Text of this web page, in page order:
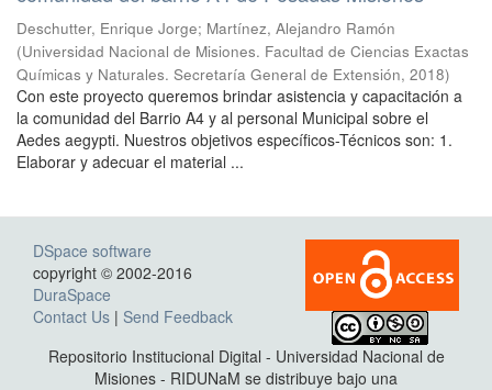
Deschutter, Enrique Jorge; Martínez, Alejandro Ramón
(Universidad Nacional de Misiones. Facultad de Ciencias Exactas
Químicas y Naturales. Secretaría General de Extensión, 2018)
Con este proyecto queremos brindar asistencia y capacitación a
la comunidad del Barrio A4 y al personal Municipal sobre el
Aedes aegypti. Nuestros objetivos específicos-Técnicos son: 1.
Elaborar y adecuar el material ...
DSpace software
copyright © 2002-2016
DuraSpace
Contact Us | Send Feedback
Repositorio Institucional Digital - Universidad Nacional de
Misiones - RIDUNaM se distribuye bajo una